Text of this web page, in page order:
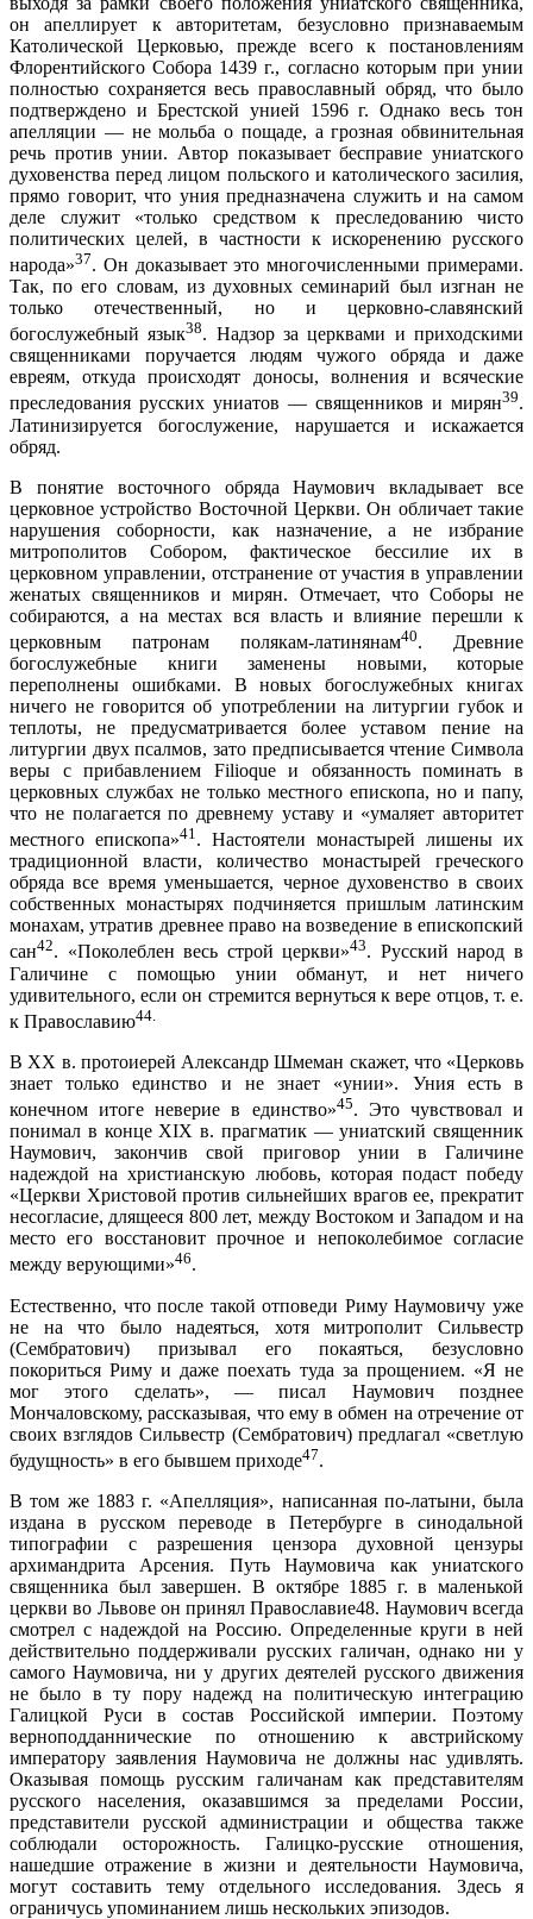
он апеллирует к авторитетам, безусловно признаваемым
Католической Церковью, прежде всего к постановлениям
Флорентийского Собора 1439 г., согласно которым при унии
полностью сохраняется весь православный обряд, что было
подтверждено и Брестской унией 1596 г. Однако весь тон
апелляции — не мольба о пощаде, а грозная обвинительная
речь против унии. Автор показывает бесправие униатского
духовенства перед лицом польского и католического засилия,
прямо говорит, что уния предназначена служить и на самом
деле служит «только средством к преследованию чисто
политических целей, в частности к искоренению русского
народа»37. Он доказывает это многочисленными примерами.
Так, по его словам, из духовных семинарий был изгнан не
только отечественный, но и церковно-славянский
богослужебный язык38. Надзор за церквами и приходскими
священниками поручается людям чужого обряда и даже
евреям, откуда происходят доносы, волнения и всяческие
преследования русских униатов — священников и мирян39.
Латинизируется богослужение, нарушается и искажается
обряд.
В понятие восточного обряда Наумович вкладывает все
церковное устройство Восточной Церкви. Он обличает такие
нарушения соборности, как назначение, а не избрание
митрополитов Собором, фактическое бессилие их в
церковном управлении, отстранение от участия в управлении
женатых священников и мирян. Отмечает, что Соборы не
собираются, а на местах вся власть и влияние перешли к
церковным патронам полякам-латинянам40. Древние
богослужебные книги заменены новыми, которые
переполнены ошибками. В новых богослужебных книгах
ничего не говорится об употреблении на литургии губок и
теплоты, не предусматривается более уставом пение на
литургии двух псалмов, зато предписывается чтение Символа
веры с прибавлением Filioque и обязанность поминать в
церковных службах не только местного епископа, но и папу,
что не полагается по древнему уставу и «умаляет авторитет
местного епископа»41 . Настоятели монастырей лишены их
традиционной власти, количество монастырей греческого
обряда все время уменьшается, черное духовенство в своих
собственных монастырях подчиняется пришлым латинским
монахам, утратив древнее право на возведение в епископский
сан42. «Поколеблен весь строй церкви»43. Русский народ в
Галичине с помощью унии обманут, и нет ничего
удивительного, если он стремится вернуться к вере отцов, т. е.
к Православию44.
В XX в. протоиерей Александр Шмеман скажет, что «Церковь
знает только единство и не знает «унии». Уния есть в
конечном итоге неверие в единство»45. Это чувствовал и
понимал в конце XIX в. прагматик — униатский священник
Наумович, закончив свой приговор унии в Галичине
надеждой на христианскую любовь, которая подаст победу
«Церкви Христовой против сильнейших врагов ее, прекратит
несогласие, длящееся 800 лет, между Востоком и Западом и на
место его восстановит прочное и непоколебимое согласие
между верующими»46.
Естественно, что после такой отповеди Риму Наумовичу уже
не на что было надеяться, хотя митрополит Сильвестр
(Сембратович) призывал его покаяться, безусловно
покориться Риму и даже поехать туда за прощением. «Я не
мог этого сделать», — писал Наумович позднее
Мончаловскому, рассказывая, что ему в обмен на отречение от
своих взглядов Сильвестр (Сембратович) предлагал «светлую
будущность» в его бывшем приходе47.
В том же 1883 г. «Апелляция», написанная по-латыни, была
издана в русском переводе в Петербурге в синодальной
типографии с разрешения цензора духовной цензуры
архимандрита Арсения. Путь Наумовича как униатского
священника был завершен. В октябре 1885 г. в маленькой
церкви во Львове он принял Православие48. Наумович всегда
смотрел с надеждой на Россию. Определенные круги в ней
действительно поддерживали русских галичан, однако ни у
самого Наумовича, ни у других деятелей русского движения
не было в ту пору надежд на политическую интеграцию
Галицкой Руси в состав Российской империи. Поэтому
верноподданнические по отношению к австрийскому
императору заявления Наумовича не должны нас удивлять.
Оказывая помощь русским галичанам как представителям
русского населения, оказавшимся за пределами России,
представители русской администрации и общества также
соблюдали осторожность. Галицко-русские отношения,
нашедшие отражение в жизни и деятельности Наумовича,
могут составить тему отдельного исследования. Здесь я
ограничусь упоминанием лишь нескольких эпизодов.